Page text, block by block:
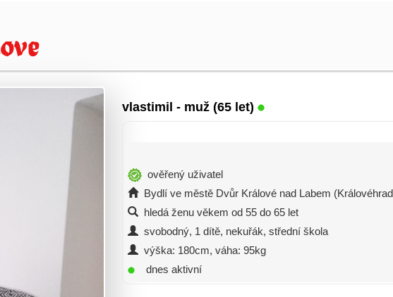
vlastimil - muž (65 let)
ověřený uživatel
Bydlí ve městě Dvůr Králové nad Labem
hledá ženu věkem od 55 do 65 let
svobodný, 1 dítě, nekuřák, střední škola
výška: 180cm, váha: 95kg
dnes aktivní